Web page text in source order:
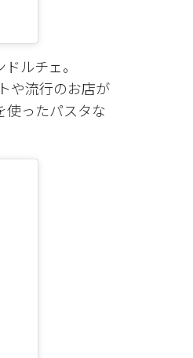
ルチェ。
や流行のお店が
使ったパスタな